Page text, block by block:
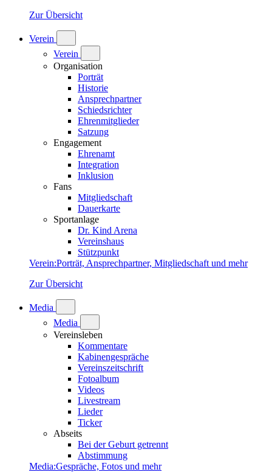
Zur Übersicht
Verein
Verein
Organisation
Porträt
Historie
Ansprechpartner
Schiedsrichter
Ehrenmitglieder
Satzung
Engagement
Ehrenamt
Integration
Inklusion
Fans
Mitgliedschaft
Dauerkarte
Sportanlage
Dr. Kind Arena
Vereinshaus
Stützpunkt
Verein:Porträt, Ansprechpartner, Mitgliedschaft und mehr
Zur Übersicht
Media
Media
Vereinsleben
Kommentare
Kabinengespräche
Vereinszeitschrift
Fotoalbum
Videos
Livestream
Lieder
Ticker
Abseits
Bei der Geburt getrennt
Abstimmung
Media:Gespräche, Fotos und mehr